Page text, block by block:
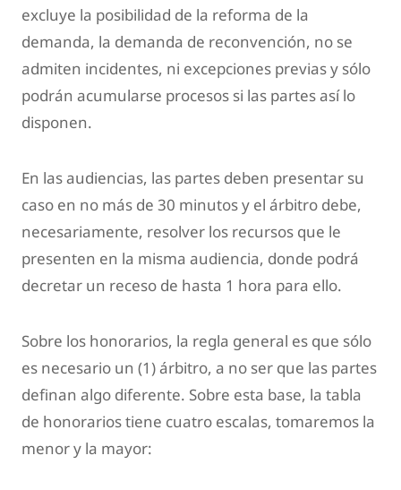
excluye la posibilidad de la reforma de la
demanda, la demanda de reconvención, no se
admiten incidentes, ni excepciones previas y sólo
podrán acumularse procesos si las partes así lo
disponen.
En las audiencias, las partes deben presentar su
caso en no más de 30 minutos y el árbitro debe,
necesariamente, resolver los recursos que le
presenten en la misma audiencia, donde podrá
decretar un receso de hasta 1 hora para ello.
Sobre los honorarios, la regla general es que sólo
es necesario un (1) árbitro, a no ser que las partes
definan algo diferente. Sobre esta base, la tabla
de honorarios tiene cuatro escalas, tomaremos la
menor y la mayor: